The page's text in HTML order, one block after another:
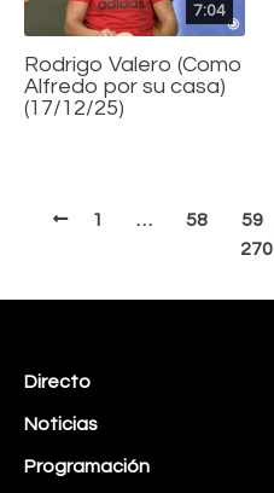
7:04
Rodrigo Valero (Como
Alfredo por su casa)
(17/12/25)
1 … 58 59
270
Directo
Noticias
Programación